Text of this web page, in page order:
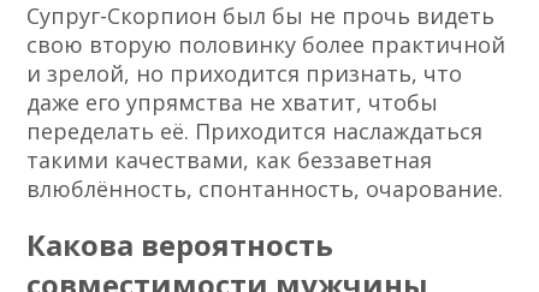
Супруг-Скорпион был бы не прочь видеть
свою вторую половинку более практичной
и зрелой, но приходится признать, что
даже его упрямства не хватит, чтобы
переделать её. Приходится наслаждаться
такими качествами, как беззаветная
влюблённость, спонтанность, очарование.
Какова вероятность